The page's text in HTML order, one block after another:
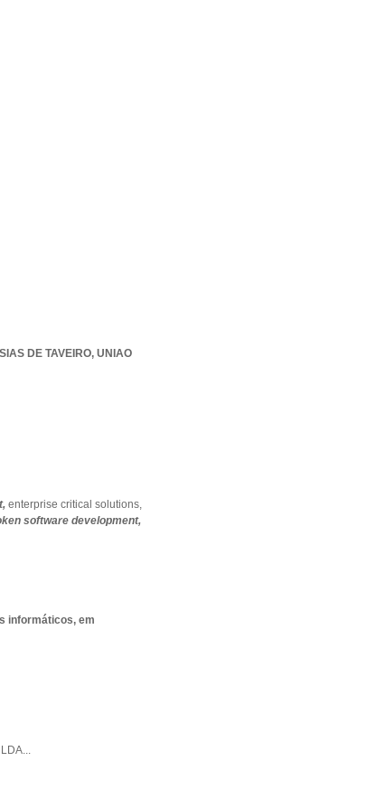
DE TAVEIRO, UNIAO
enterprise critical solutions,
software development,
informáticos, em
LDA...